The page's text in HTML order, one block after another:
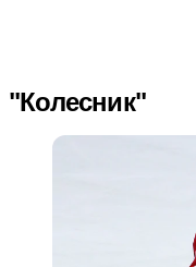
"Колесник"